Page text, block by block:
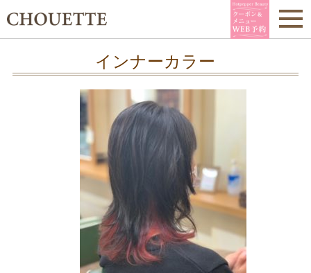
インナーカラー